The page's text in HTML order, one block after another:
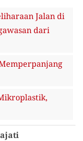
Jalan di
dari